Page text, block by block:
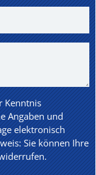
Kenntnis
Angaben und
elektronisch
Sie können Ihre